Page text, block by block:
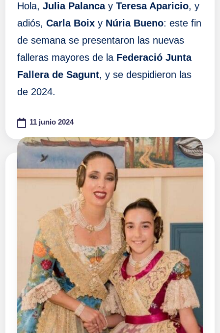
Hola, Julia Palancay Teresa Aparicio, y
adiós, Carla Boix y Núria Bueno: este fin
de semana se presentaron las nuevas
falleras mayores de la Federació Junta
Fallera de Sagunt, y se despidieron las
de 2024.
11 junio 2024